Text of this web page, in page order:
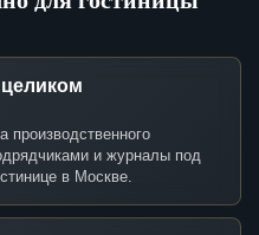
производственного
и журналы под
в Москве.